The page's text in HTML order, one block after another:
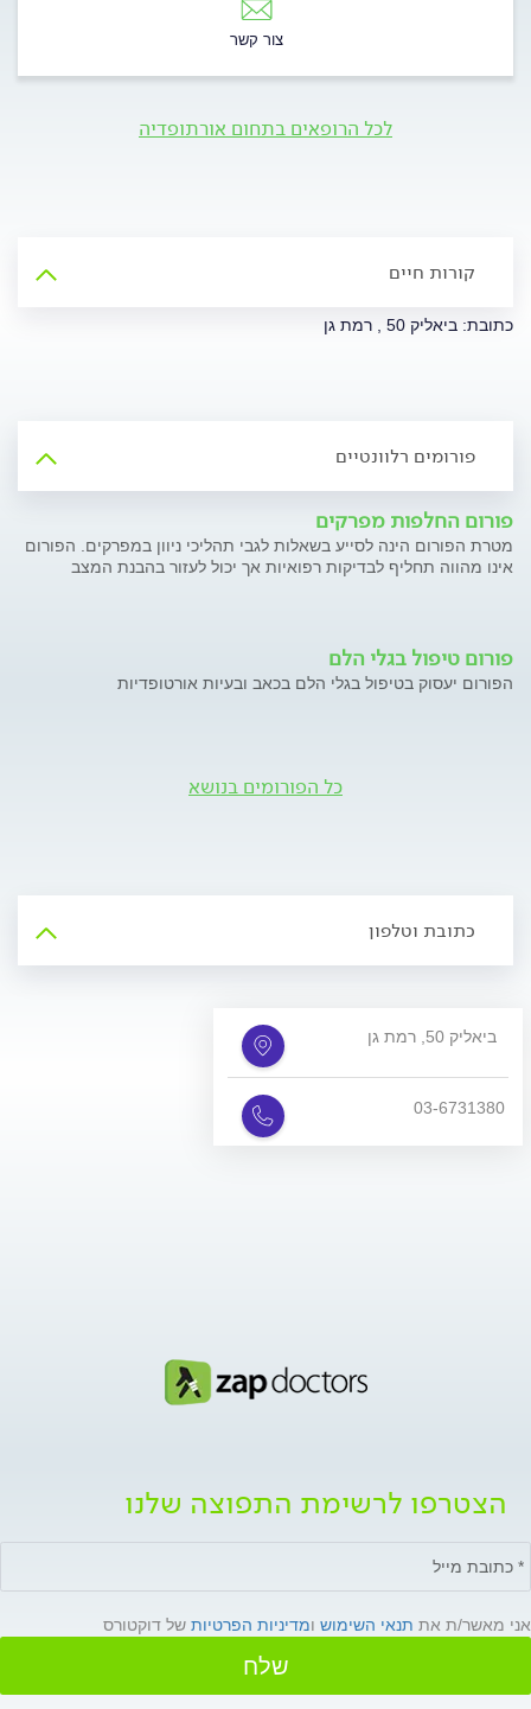
צור קשר
לכל הרופאים בתחום אורתופדיה
קורות חיים
כתובת: ביאליק 50 , רמת גן
פורומים רלוונטיים
פורום החלפות מפרקים
מטרת הפורום הינה לסייע בשאלות לגבי תהליכי ניוון במפרקים. הפורום
אינו מהווה תחליף לבדיקות רפואיות אך יכול לעזור בהבנת המצב
פורום טיפול בגלי הלם
הפורום יעסוק בטיפול בגלי הלם בכאב ובעיות אורטופדיות
כל הפורומים בנושא
כתובת וטלפון
ביאליק 50, רמת גן
03-6731380
הצטרפו לרשימת התפוצה שלנו
אני מאשר/ת את תנאי השימוש ומדיניות הפרטיות של דוקטורס
שלח